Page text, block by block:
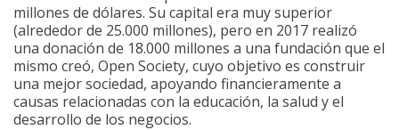
millones de dólares. Su capital era muy superior
(alrededor de 25.000 millones), pero en 2017 realizó
una donación de 18.000 millones a una fundación que el
mismo creó, Open Society, cuyo objetivo es construir
una mejor sociedad, apoyando financieramente a
causas relacionadas con la educación, la salud y el
desarrollo de los negocios.